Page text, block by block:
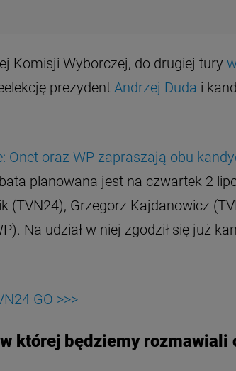
Komisji Wyborczej, do drugiej tury
prezydent Andrzej Duda i
Onet oraz WP zapraszają obu
planowana jest na czwartek 2
(TVN24), Grzegorz Kajdanowicz
Na udział w niej zgodził się już
GO >>>
której będziemy rozmawiali